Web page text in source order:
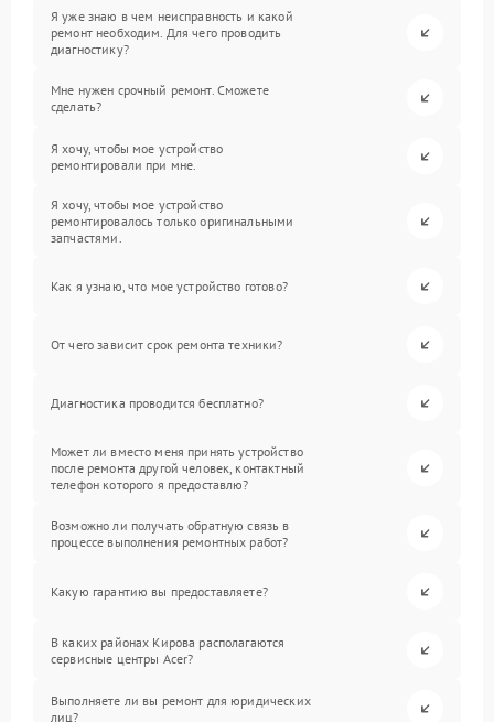
Я уже знаю в чем неисправность и какой
ремонт необходим. Для чего проводить
диагностику?
Мне нужен срочный ремонт. Сможете
сделать?
Я хочу, чтобы мое устройство
ремонтировали при мне.
Я хочу, чтобы мое устройство
ремонтировалось только оригинальными
запчастями.
Как я узнаю, что мое устройство готово?
От чего зависит срок ремонта техники?
Диагностика проводится бесплатно?
Может ли вместо меня принять устройство
после ремонта другой человек, контактный
телефон которого я предоставлю?
Возможно ли получать обратную связь в
процессе выполнения ремонтных работ?
Какую гарантию вы предоставляете?
В каких районах Кирова располагаются
сервисные центры Acer?
Выполняете ли вы ремонт для юридических
лиц?